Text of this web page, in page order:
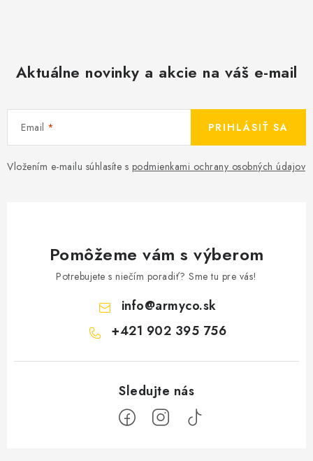
Aktuálne novinky a akcie na váš e-mail
Email
Vložením e-mailu súhlasíte s podmienkami ochrany osobných údajov
PRIHLÁSIŤ SA
Pomôžeme vám s výberom
Potrebujete s niečím poradiť? Sme tu pre vás!
info@armyco.sk
+421 902 395 756